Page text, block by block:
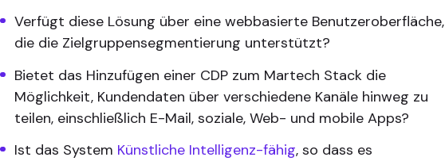
Verfügt diese Lösung über eine webbasierte Benutzeroberfläche,
die die Zielgruppensegmentierung unterstützt?
Bietet das Hinzufügen einer CDP zum Martech Stack die
Möglichkeit, Kundendaten über verschiedene Kanäle hinweg zu
teilen, einschließlich E-Mail, soziale, Web- und mobile Apps?
Ist das System Künstliche Intelligenz-fähig, so dass es